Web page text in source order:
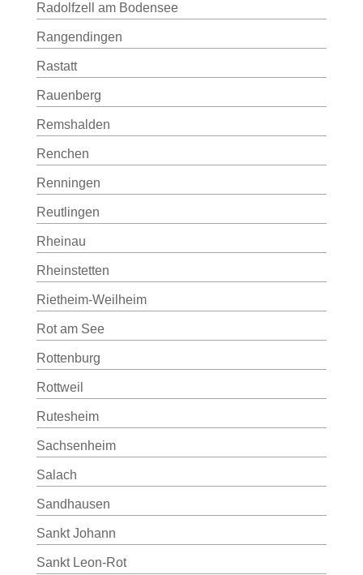
Radolfzell am Bodensee
Rangendingen
Rastatt
Rauenberg
Remshalden
Renchen
Renningen
Reutlingen
Rheinau
Rheinstetten
Rietheim-Weilheim
Rot am See
Rottenburg
Rottweil
Rutesheim
Sachsenheim
Salach
Sandhausen
Sankt Johann
Sankt Leon-Rot